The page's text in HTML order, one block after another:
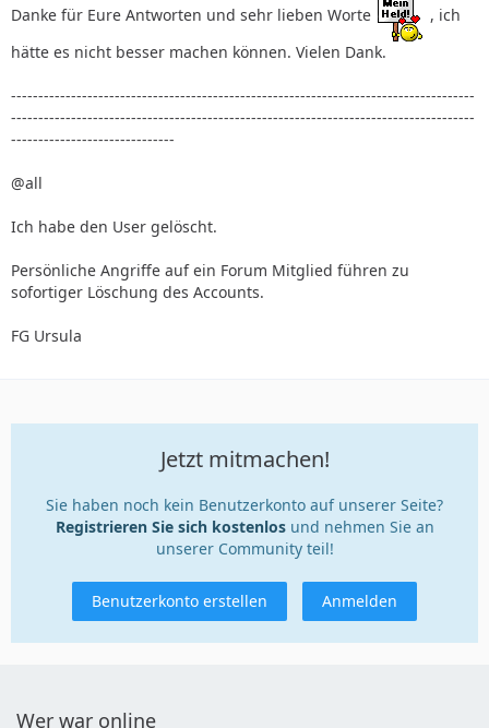
Danke für Eure Antworten und sehr lieben Worte
, ich
hätte es nicht besser machen können. Vielen Dank.
-------------------------------------------------------------------------------------
-------------------------------------------------------------------------------------
------------------------------
@all
Ich habe den User gelöscht.
Persönliche Angriffe auf ein Forum Mitglied führen zu
sofortiger Löschung des Accounts.
FG Ursula
Jetzt mitmachen!
Sie haben noch kein Benutzerkonto auf unserer Seite?
Registrieren Sie sich kostenlosund nehmen Sie an
unserer Community teil!
Benutzerkonto erstellen Anmelden
Wer war online